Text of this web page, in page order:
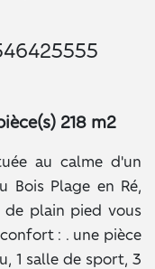
218 m2
au calme d'un
Plage en Ré,
de plain pied vous
: . une pièce
1 salle de sport, 3